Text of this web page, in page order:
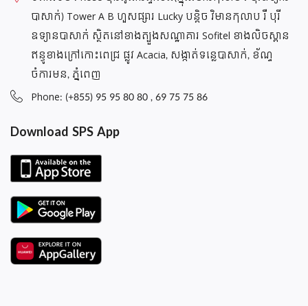
បាសាក់) Tower A B ហួសផ្សារ Lucky បន្តិច វិមានកុលាប រឺ បុរី
ឧទ្យានបាសាក់ ស្ថិតនៅខាងត្បួងសណ្ឋាគារ Sofitel ខាងលិចស្ពាន
ឥន្ធូខាងក្រៅកោះពេជ្រ ផ្លូវ Acacia, សង្កាត់ទន្លេបាសាក់, ខ័ណ្ទ
ចំការមន, ភ្នំពេញ
Phone: (+855) 95 95 80 80 , 69 75 75 86
Download SPS App